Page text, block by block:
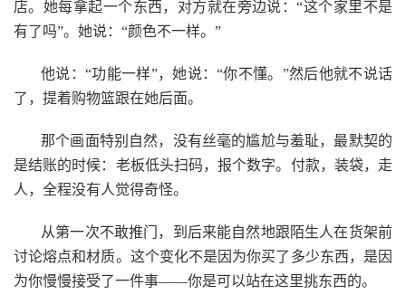
店。她每拿起一个东西，对方就在旁边说：“这个家里不是
有了吗”。她说：“颜色不一样。”
他说：“功能一样”，她说：“你不懂。”然后他就不说话
了，提着购物篮跟在她后面。
那个画面特别自然，没有丝毫的尴尬与羞耻，最默契的
是结账的时候：老板低头扫码，报个数字。付款，装袋，走
人，全程没有人觉得奇怪。
从第一次不敢推门，到后来能自然地跟陌生人在货架前
讨论熔点和材质。这个变化不是因为你买了多少东西，是因
为你慢慢接受了一件事——你是可以站在这里挑东西的。